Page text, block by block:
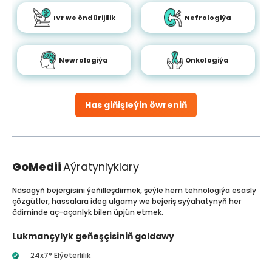
Has giňişleýin öwreniň
IVF we öndürijilik Nefrologiýa
Newrologiýa Onkologiýa
GoMediiAýratynlyklary
Näsagyň bejergisini ýeňilleşdirmek, şeýle hem tehnologiýa esasly
çözgütler, hassalara ideg ulgamy we bejeriş syýahatynyň her
ädiminde aç-açanlyk bilen üpjün etmek.
Lukmançylyk geňeşçisiniň goldawy
24x7* Elýeterlilik